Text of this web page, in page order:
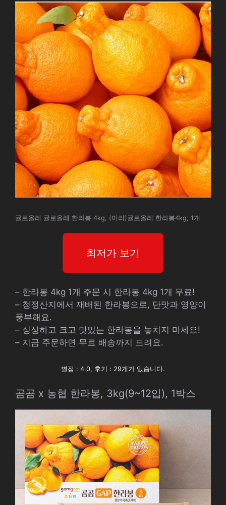
귤로올레 귤로올레 한라봉 4kg, (미리)귤로올레 한라봉4kg, 1개
최저가 보기
– 한라봉 4kg 1개 주문 시 한라봉 4kg 1개 무료!
– 청정산지에서 재배된 한라봉으로, 단맛과 영양이
풍부해요.
– 싱싱하고 크고 맛있는 한라봉을 놓치지 마세요!
– 지금 주문하면 무료 배송까지 드려요.
별점 : 4.0, 후기 : 29개가 있습니다.
곰곰 x 농협 한라봉, 3kg(9~12입), 1박스